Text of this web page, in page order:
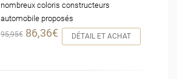
nombreux coloris constructeurs
automobile proposés
95,95€ 86,36€ DÉTAIL ET ACHAT